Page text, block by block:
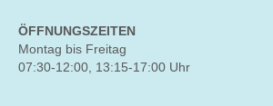
ÖFFNUNGSZEITEN
Montag bis Freitag
07:30-12:00, 13:15-17:00 Uhr